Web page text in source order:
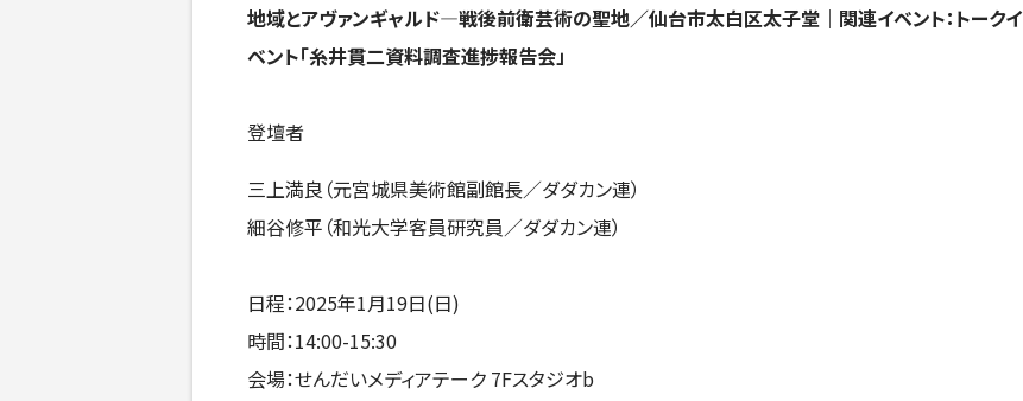
地域とアヴァンギャルド—戦後前衛芸術の聖地／仙台市太白区太子堂│関連イベント：トークイ
ベント「糸井貫二資料調査進捗報告会」
登壇者
三上満良（元宮城県美術館副館長／ダダカン連）
細谷修平（和光大学客員研究員／ダダカン連）
日程：2025年1月19日(日)
時間：14:00-15:30
会場：せんだいメディアテーク 7Fスタジオb